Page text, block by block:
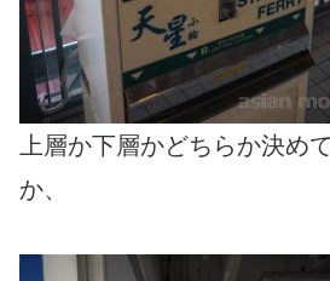
上層か下層かどちらか決め
か、